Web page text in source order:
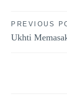
Post
PREVIOUS
Ukhti